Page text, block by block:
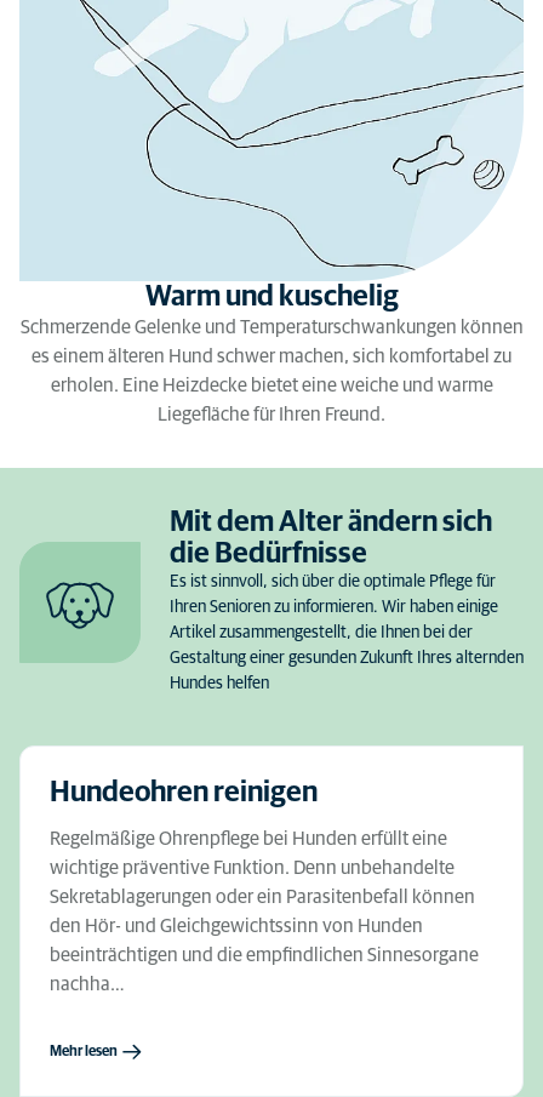
Warm und kuschelig
Schmerzende Gelenke und Temperaturschwankungen können
es einem älteren Hund schwer machen, sich komfortabel zu
erholen. Eine Heizdecke bietet eine weiche und warme
Liegefläche für Ihren Freund.
Mit dem Alter ändern sich
die Bedürfnisse
Es ist sinnvoll, sich über die optimale Pflege für
Ihren Senioren zu informieren. Wir haben einige
Artikel zusammengestellt, die Ihnen bei der
Gestaltung einer gesunden Zukunft Ihres alternden
Hundes helfen
Hundeohren reinigen
Regelmäßige Ohrenpflege bei Hunden erfüllt eine
wichtige präventive Funktion. Denn unbehandelte
Sekretablagerungen oder ein Parasitenbefall können
den Hör- und Gleichgewichtssinn von Hunden
beeinträchtigen und die empfindlichen Sinnesorgane
nachha…
Mehr lesen